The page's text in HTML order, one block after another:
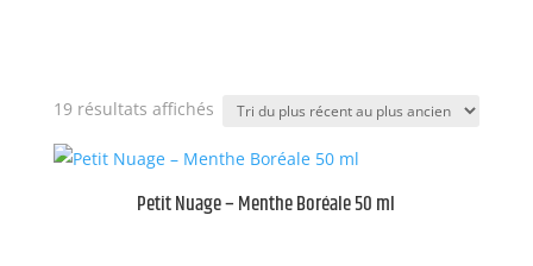
19 résultats affichésTrié
plus
au
Petit Nuage – Menthe Boréale 50 ml